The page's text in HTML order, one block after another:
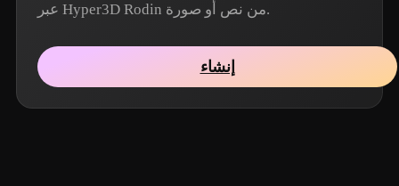
عبر Hyper3D Rodin من نص أو صورة.
إنشاء